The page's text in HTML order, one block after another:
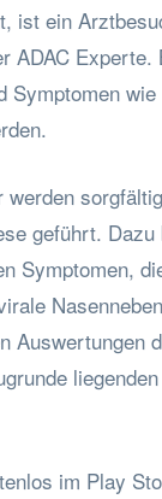
ist ein
ADAC Experte.
Symptomen
geführt.
Symptomen,
Auswertungen
im Play